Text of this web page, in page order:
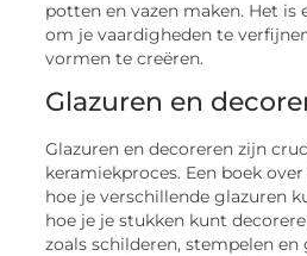
potten en vazen maken. Het is
om je vaardigheden te
vormen te creëren.
Glazuren en
Glazuren en decoreren zijn
keramiekproces. Een boek
hoe je verschillende glazuren
hoe je je stukken kunt
zoals schilderen, stempelen